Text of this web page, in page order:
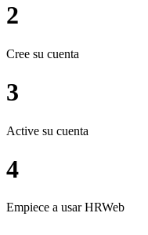
2
Cree su cuenta
3
Active su cuenta
4
Empiece a usar HRWeb